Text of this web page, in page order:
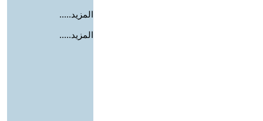
المزيد.....
المزيد.....